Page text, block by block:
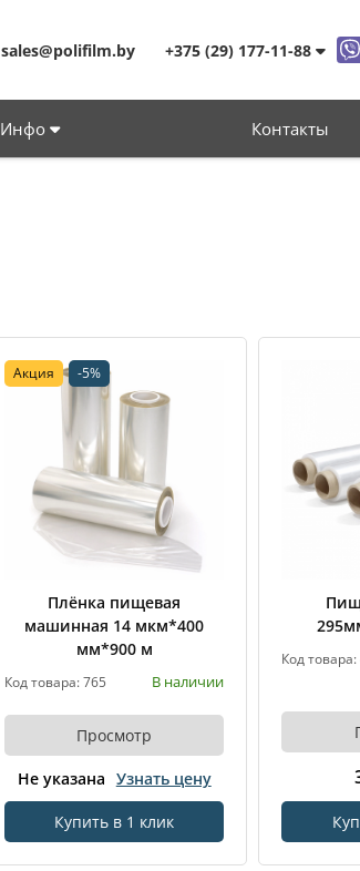
sales@polifilm.by +375 (29) 177-11-88
Инфо Контакты
Акция -5%
Плёнка пищевая
машинная 14 мкм*400
мм*900 м
Код товара: 765 В наличии
Просмотр
Не указана Узнать цену
Купить в 1 клик
Код